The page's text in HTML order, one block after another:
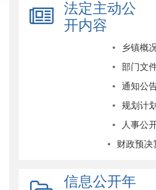
法定主动公
开内容
乡镇概
部门文
通知公
规划计划
人事公
财政预决
信息公开年